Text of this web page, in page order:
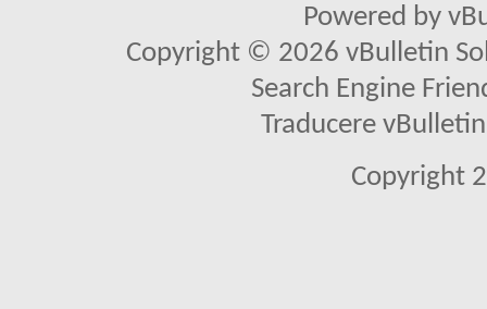
Powered by
Copyright © 2026 vBulletin
Search Engine
Traducere
Copyright